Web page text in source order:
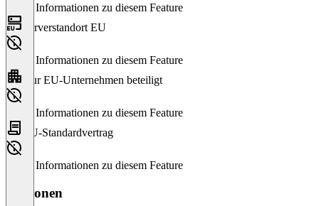
Keine Informationen zu diesem Feature
Serverstandort EU
Keine Informationen zu diesem Feature
Nur EU-Unternehmen beteiligt
Keine Informationen zu diesem Feature
EU-Standardvertrag
Keine Informationen zu diesem Feature
Versionen